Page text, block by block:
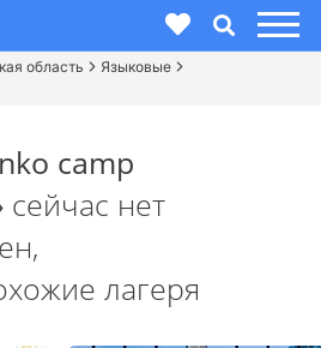
область
Языковые
camp
сейчас нет
лагеря